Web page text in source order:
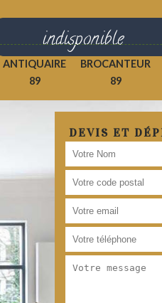
indisponible
ANTIQUAIRE
89
BROCANTEUR
89
DEVIS ET